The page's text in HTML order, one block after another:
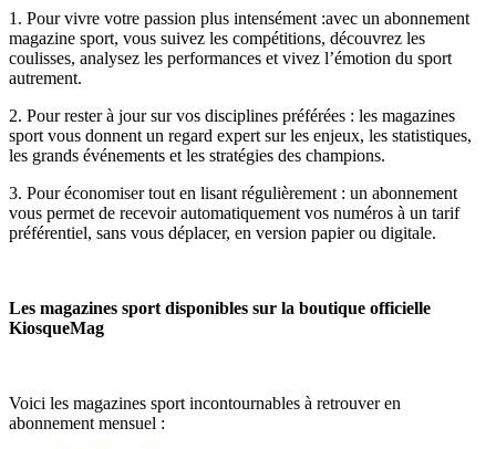
1. Pour vivre votre passion plus intensément :avec un abonnement
magazine sport, vous suivez les compétitions, découvrez les
coulisses, analysez les performances et vivez l’émotion du sport
autrement.
2. Pour rester à jour sur vos disciplines préférées : les magazines
sport vous donnent un regard expert sur les enjeux, les statistiques,
les grands événements et les stratégies des champions.
3. Pour économiser tout en lisant régulièrement : un abonnement
vous permet de recevoir automatiquement vos numéros à un tarif
préférentiel, sans vous déplacer, en version papier ou digitale.
Les magazines sport disponibles sur la boutique officielle
KiosqueMag
Voici les magazines sport incontournables à retrouver en
abonnement mensuel :